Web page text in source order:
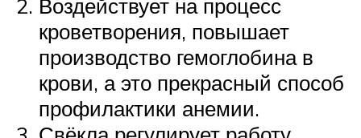
Воздействует на процесс
кроветворения, повышает
производство гемоглобина в
крови, а это прекрасный способ
профилактики анемии.